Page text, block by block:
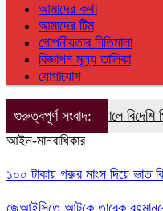
আমাদের কথা
আমাদের টিম
গোপনীয়তার নীতিমালা
বিজ্ঞাপন মূল্য তালিকা
যোগাযোগ
গুরুত্বপূর্ণ সংবাদ:বেনাপোলে বিদেশি
আইন-মানবাধিকার
১০০ টাকায় গরুর মাংস দিয়ে ভাত
জেআইসিতে আটকে তারেক